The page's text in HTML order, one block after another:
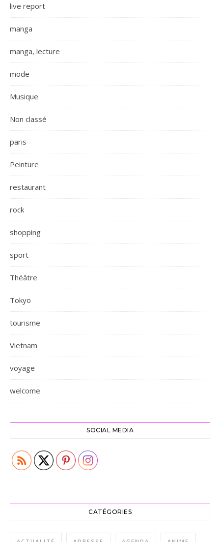
live report
manga
manga, lecture
mode
Musique
Non classé
paris
Peinture
restaurant
rock
shopping
sport
Théâtre
Tokyo
tourisme
Vietnam
voyage
welcome
SOCIAL MEDIA
CATÉGORIES